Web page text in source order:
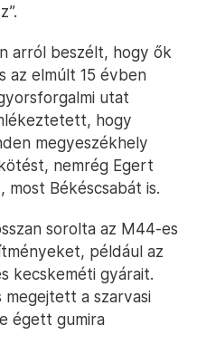
arról beszélt, hogy ők
az elmúlt 15 évben
utat
hogy
megyeszékhely
nemrég Egert
most Békéscsabát is.
sorolta az M44-es
például az
kecskeméti gyárait.
a szarvasi
égett gumira